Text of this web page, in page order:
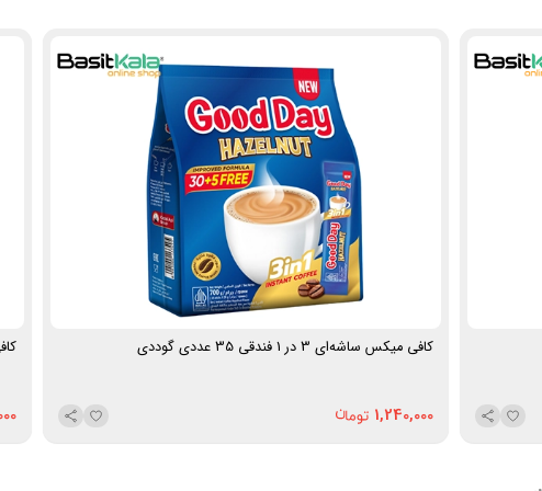
میزان کالری در هر ساشه:
وزن هر ساشه: 18 گرم
تعداد ساشه در هر بسته:10 عدد
وزن خالص:180 گرم
بسیط
ایران
نحوه ارسال: در صورت سفارش 5 کیلوگرم و بیشتر، ارسال از
طریق پست ماهکس و چاپار انجام خواهد شد (هزینه ارسال
توسط مشتری).
کافی میکس ساشه‌ای 3 در 1 فندقی 35 عددی گوددی
1,240,000
کافی